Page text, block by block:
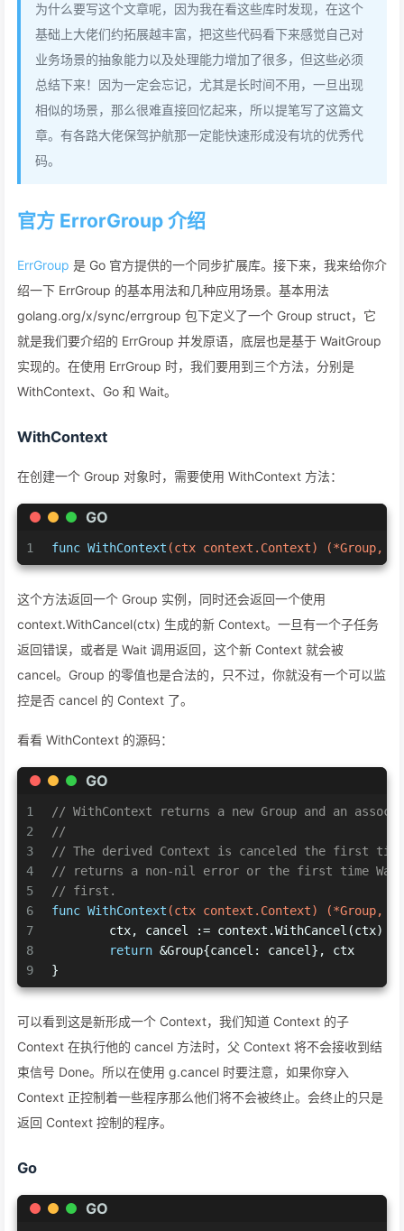
为什么要写这个文章呢，因为我在看这些库时发现，在这个
基础上大佬们约拓展越丰富，把这些代码看下来感觉自己对
业务场景的抽象能力以及处理能力增加了很多，但这些必须
总结下来！因为一定会忘记，尤其是长时间不用，一旦出现
相似的场景，那么很难直接回忆起来，所以提笔写了这篇文
章。有各路大佬保驾护航那一定能快速形成没有坑的优秀代
码。
官方 ErrorGroup 介绍
ErrGroup 是 Go 官方提供的一个同步扩展库。接下来，我来给你介
绍一下 ErrGroup 的基本用法和几种应用场景。基本用法
golang.org/x/sync/errgroup 包下定义了一个 Group struct，它
就是我们要介绍的 ErrGroup 并发原语，底层也是基于 WaitGroup
实现的。在使用 ErrGroup 时，我们要用到三个方法，分别是
WithContext、Go 和 Wait。
WithContext
在创建一个 Group 对象时，需要使用 WithContext 方法：
GO
1 func WithContext (ctx context.Context) (*Group,
这个方法返回一个 Group 实例，同时还会返回一个使用
context.WithCancel(ctx) 生成的新 Context。一旦有一个子任务
返回错误，或者是 Wait 调用返回，这个新 Context 就会被
cancel。Group 的零值也是合法的，只不过，你就没有一个可以监
控是否 cancel 的 Context 了。
看看 WithContext 的源码：
GO
1
2
3
4
5
6
7
8
9
// WithContext returns a new Group and an
//
// The derived Context is canceled the first
// returns a non-nil error or the first time Wait
// first.
func WithContext (ctx context.Context)
(*Group,
	ctx, cancel := context.WithCancel(ctx)
return &Group{cancel: cancel}, ctx
}
可以看到这是新形成一个 Context，我们知道 Context 的子
Context 在执行他的 cancel 方法时，父 Context 将不会接收到结
束信号 Done。所以在使用 g.cancel 时要注意，如果你穿入
Context 正控制着一些程序那么他们将不会被终止。会终止的只是
返回 Context 控制的程序。
Go
GO